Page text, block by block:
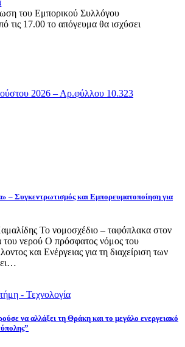
του Εμπορικού Συλλόγου
τις 17.00 το απόγευμα θα ισχύσει
2026 – Αρ.φύλλου 10.323
– Συγκεντρωτισμός και Εμπορευματοποίηση για
Το νομοσχέδιο – ταφόπλακα στον
του νερού Ο πρόσφατος νόμος του
και Ενέργειας για τη διαχείριση των
- Τεχνολογία
να αλλάξει τη Θράκη και το μεγάλο ενεργειακό